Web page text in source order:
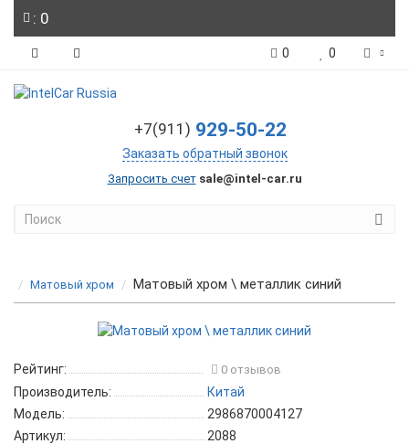
: 0
0 0
+7(911) 929-50-22
Заказать обратный звонок
Запросить счет sale@intel-car.ru
Матовый хром Матовый хром \ металлик синий
Рейтинг: 0 отзывов
Производитель:
Китай
Модель:
2986870004127
Артикул:
2088